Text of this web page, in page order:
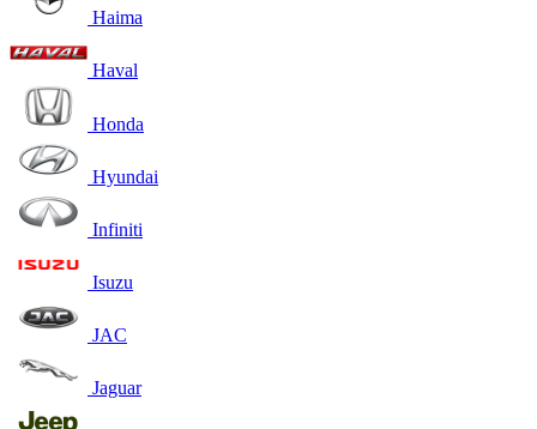
Haima
Haval
Honda
Hyundai
Infiniti
Isuzu
JAC
Jaguar